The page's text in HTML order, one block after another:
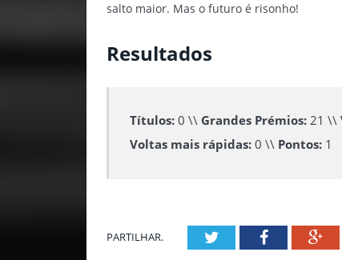
salto maior. Mas o futuro é risonho!
Resultados
Títulos:0 \\ Grandes Prémios:21 \\
Voltas mais rápidas:0 \\ Pontos:1
PARTILHAR. TwitterFacebook